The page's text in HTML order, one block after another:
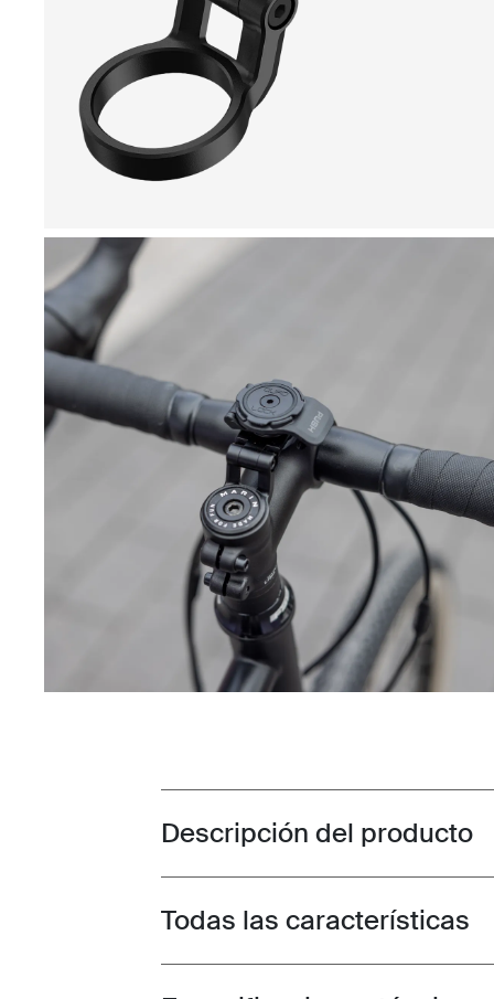
Toggle overview
Descripción del producto
Toggle features
Todas las características